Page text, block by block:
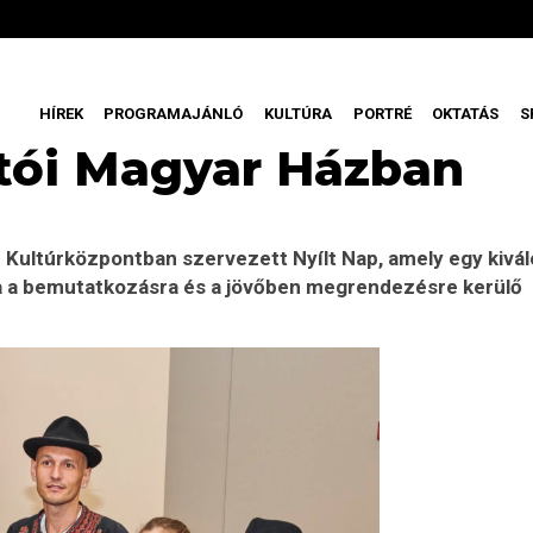
HÍREK PROGRAMAJÁNLÓ KULTÚRA PORTRÉ OKTATÁS
Magyar Házban
szervezett Nyílt Nap, amely egy
bemutatkozásra és a jövőben megrendezésre kerülő